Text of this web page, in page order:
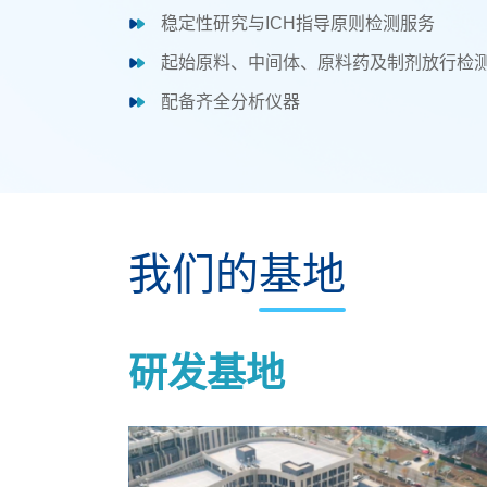
稳定性研究与ICH指导原则检测服务
起始原料、中间体、原料药及制剂放行检
配备齐全分析仪器
我们的基地
研发基地